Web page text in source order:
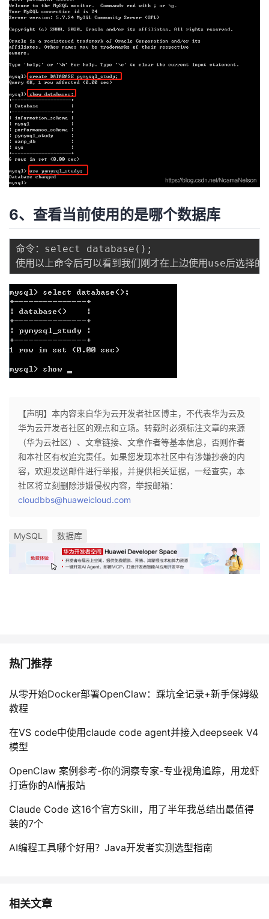
6、查看当前使用的是哪个数据库
命令：select database ( ) ;
【声明】本内容来自华为云开发者社区博主，不代表华为云及
华为云开发者社区的观点和立场。转载时必须标注文章的来源
（华为云社区）、文章链接、文章作者等基本信息，否则作者
和本社区有权追究责任。如果您发现本社区中有涉嫌抄袭的内
容，欢迎发送邮件进行举报，并提供相关证据，一经查实，本
社区将立刻删除涉嫌侵权内容，举报邮箱：
cloudbbs@huaweicloud.com
MySQL 数据库
热门推荐
从零开始Docker部署OpenClaw：踩坑全记录+新手保姆级
教程
在VS code中使用claude code agent并接入deepseek V4
模型
OpenClaw 案例参考-你的洞察专家-专业视角追踪，用龙虾
打造你的AI情报站
Claude Code 这16个官方Skill，用了半年我总结出最值得
装的7个
AI编程工具哪个好用？Java开发者实测选型指南
相关文章